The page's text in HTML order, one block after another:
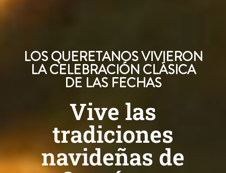
LOS QUERETANOS VIVIERON
LA CELEBRACIÓN CLÁSICA
DE LAS FECHAS
Vive las
tradiciones
navideñas de